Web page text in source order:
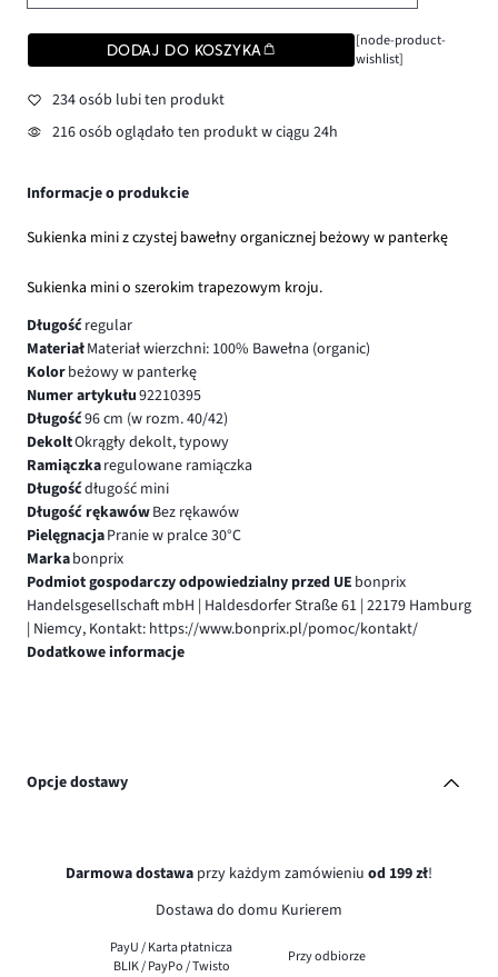
DODAJ DO KOSZYKA
[node-product-
wishlist]
234 osób lubi ten produkt
216 osób oglądało ten produkt w ciągu 24h
Informacje o produkcie
Sukienka mini z czystej bawełny organicznej beżowy w panterkę
Sukienka mini o szerokim trapezowym kroju.
Długośćregular
MateriałMateriał wierzchni: 100% Bawełna (organic)
Kolorbeżowy w panterkę
Numer artykułu92210395
Długość96 cm (w rozm. 40/42)
DekoltOkrągły dekolt, typowy
Ramiączkaregulowane ramiączka
Długośćdługość mini
Długość rękawówBez rękawów
PielęgnacjaPranie w pralce 30°C
Markabonprix
Podmiot gospodarczy odpowiedzialny przed UE bonprix
Handelsgesellschaft mbH | Haldesdorfer Straße 61 | 22179 Hamburg
| Niemcy, Kontakt: https://www.bonprix.pl/pomoc/kontakt/
Dodatkowe informacje
Opcje dostawy
Darmowa dostawa przy każdym zamówieniu od 199 zł!
Dostawa do domu Kurierem
PayU / Karta płatnicza
BLIK / PayPo / Twisto
Przy odbiorze